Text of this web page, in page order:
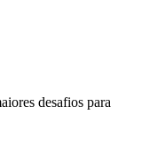
desafios para